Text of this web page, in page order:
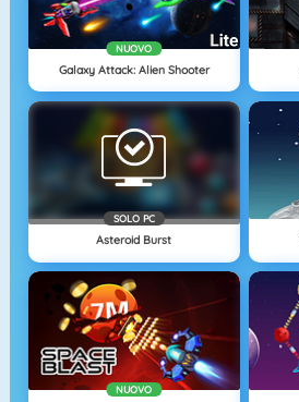
NUOVO
Galaxy Attack: Alien Shooter
SOLO PC
Asteroid Burst
NUOVO